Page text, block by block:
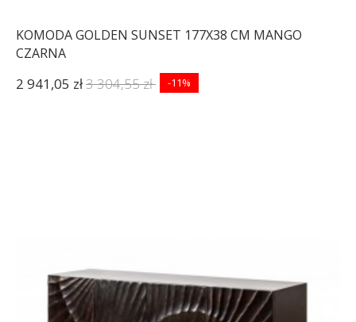
KOMODA GOLDEN SUNSET 177X38 CM MANGO
CZARNA
2 941,05 zł3 304,55 zł -11%